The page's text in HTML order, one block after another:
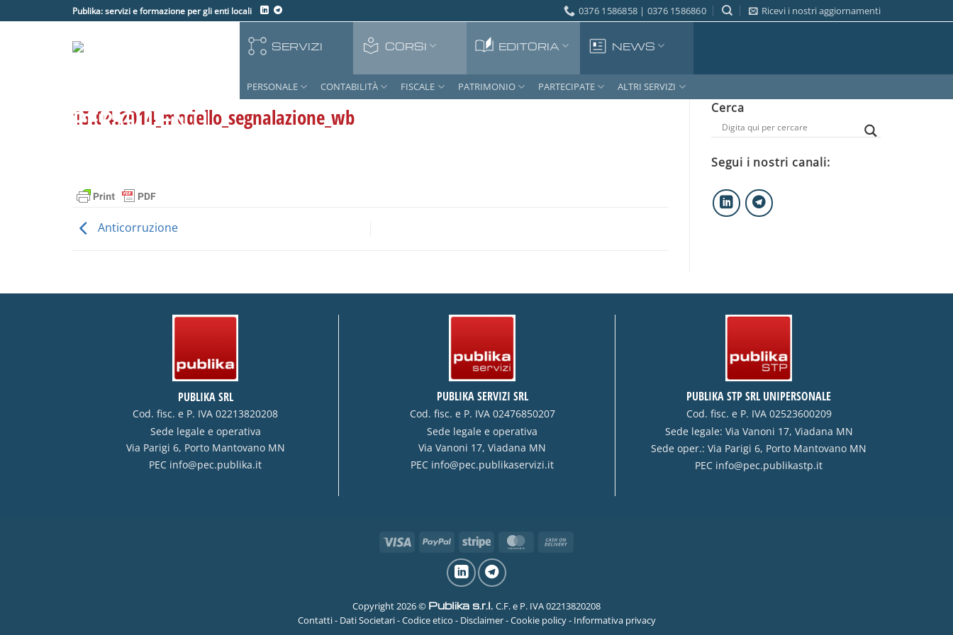
ai
Publika: servizi e formazione per gli enti locali 0376 1586858 | 0376 1586860 Ricevi i nostri aggiornamenti
SERVIZI CORSI EDITORIA NEWS
PERSONALE CONTABILITÀ FISCALE PATRIMONIO PARTECIPATE ALTRI SERVIZI
15.04.2014_modello_segnalazione_wb
Anticorruzione
Cerca
Segui i nostri canali:
PUBLIKA SRL
Cod. fisc. e P. IVA 02213820208
Sede legale e operativa
Via Parigi 6, Porto Mantovano MN
PEC info@pec.publika.it
PUBLIKA SERVIZI SRL
Cod. fisc. e P. IVA 02476850207
Sede legale e operativa
Via Vanoni 17, Viadana MN
PEC info@pec.publikaservizi.it
PUBLIKA STP SRL UNIPERSONALE
Cod. fisc. e P. IVA 02523600209
Sede legale: Via Vanoni 17, Viadana MN
Sede oper.: Via Parigi 6, Porto Mantovano MN
PEC info@pec.publikastp.it
Visa PayPal Stripe MasterCard
Copyright 2026 © Publika s.r.l. C.F. e P. IVA 02213820208
Contatti- Dati Societari-Codice etico - Disclaimer-Cookie policy- Informativa privacy